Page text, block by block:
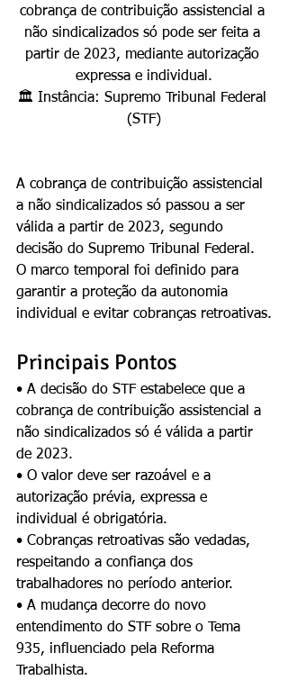
cobrança de contribuição assistencial a
não sindicalizados só pode ser feita a
partir de 2023, mediante autorização
expressa e individual.
🏛️ Instância: Supremo Tribunal Federal
(STF)
A cobrança de contribuição assistencial
a não sindicalizados só passou a ser
válida a partir de 2023, segundo
decisão do Supremo Tribunal Federal.
O marco temporal foi definido para
garantir a proteção da autonomia
individual e evitar cobranças retroativas.
Principais Pontos
• A decisão do STF estabelece que a
cobrança de contribuição assistencial a
não sindicalizados só é válida a partir
de 2023.
• O valor deve ser razoável e a
autorização prévia, expressa e
individual é obrigatória.
• Cobranças retroativas são vedadas,
respeitando a confiança dos
trabalhadores no período anterior.
• A mudança decorre do novo
entendimento do STF sobre o Tema
935, influenciado pela Reforma
Trabalhista.